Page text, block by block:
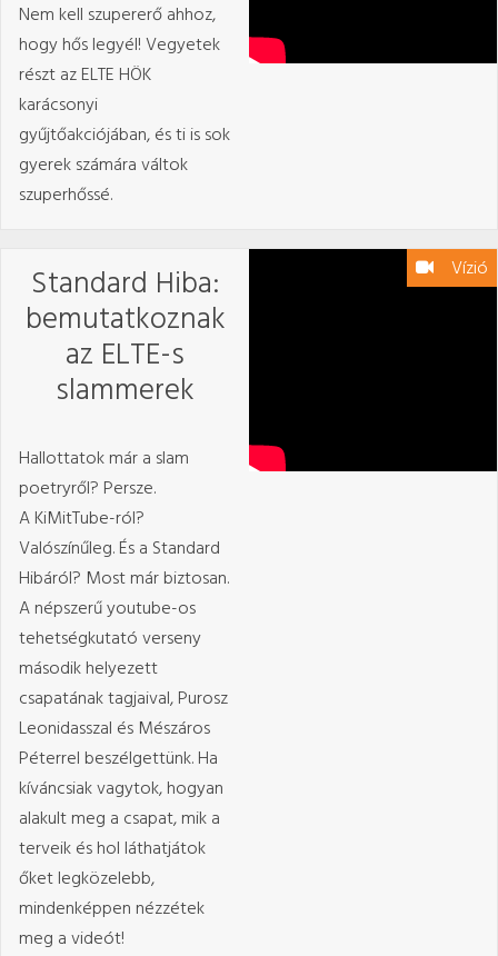
Nem kell szupererő ahhoz,
hogy hős legyél! Vegyetek
részt az ELTE HÖK
karácsonyi
gyűjtőakciójában, és ti is sok
gyerek számára váltok
szuperhőssé.
Vízió
Standard Hiba:
bemutatkoznak
az ELTE-s
slammerek
Hallottatok már a slam
poetryről? Persze.
A KiMitTube-ról?
Valószínűleg. És a Standard
Hibáról? Most már biztosan.
A népszerű youtube-os
tehetségkutató verseny
második helyezett
csapatának tagjaival, Purosz
Leonidasszal és Mészáros
Péterrel beszélgettünk. Ha
kíváncsiak vagytok, hogyan
alakult meg a csapat, mik a
terveik és hol láthatjátok
őket legközelebb,
mindenképpen nézzétek
meg a videót!